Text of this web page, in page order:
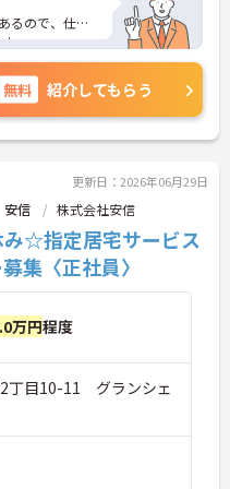
るので、仕事
安心して働け
しますので、
無料 紹介してもらう
更新日：2026年06月29日
安信 株式会社安信
み☆指定居宅サービス
集〈正社員〉
万円程度
丁目10-11 グランシェ